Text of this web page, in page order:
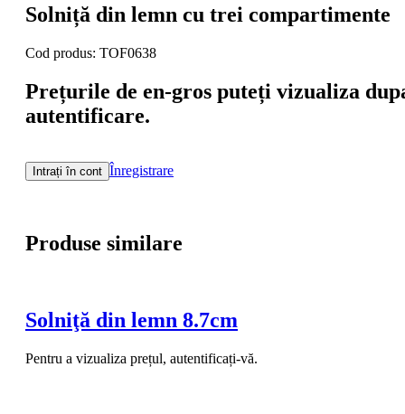
Solniță din lemn cu trei compartimente
Cod produs: TOF0638
Prețurile de en-gros puteți vizualiza
autentificare.
Intrați în cont Înregistrare
Produse similare
Solniţă din lemn 8.7cm
Pentru a vizualiza prețul, autentificați-vă.